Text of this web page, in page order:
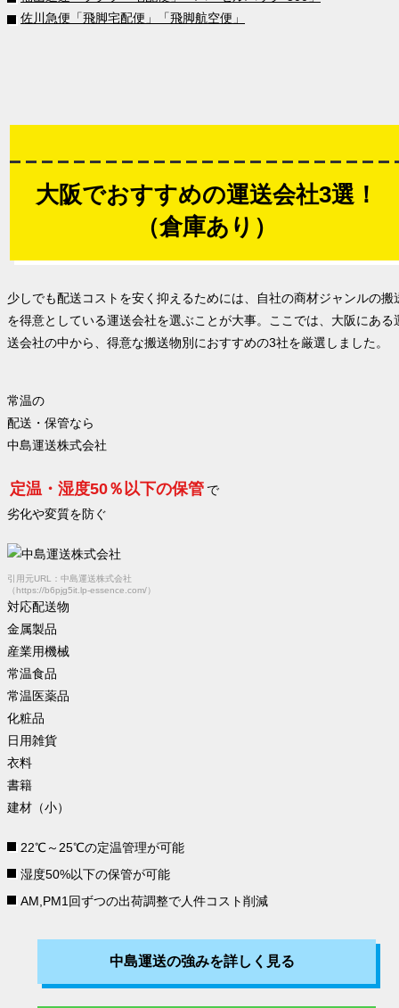
佐川急便「飛脚宅配便」「飛脚航空便」
大阪でおすすめの運送会社3選！
（倉庫あり）
少しでも配送コストを安く抑えるためには、自社の商材ジャンルの搬
を得意としている運送会社を選ぶことが大事。ここでは、大阪にある
送会社の中から、得意な搬送物別におすすめの3社を厳選しました。
常温の
配送・保管なら
中島運送株式会社
定温・湿度50％以下の保管 で
劣化や変質を防ぐ
引用元URL：中島運送株式会社
（https://b6pjg5it.lp-essence.com/）
対応配送物
金属製品
産業用機械
常温食品
常温医薬品
化粧品
日用雑貨
衣料
書籍
建材（小）
22℃～25℃の定温管理が可能
湿度50%以下の保管が可能
AM,PM1回ずつの出荷調整で人件コスト削減
中島運送の強みを詳しく見る